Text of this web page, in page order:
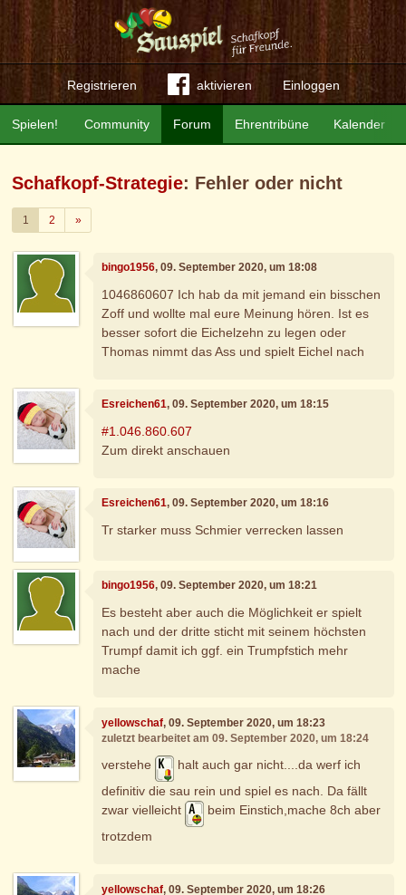
Registrieren aktivieren Einloggen
Community Forum Ehrentribüne Kalender
Spielen!
Schafkopf-Strategie: Fehler oder nicht
1 2 »Weiter
bingo1956, 09. September 2020, um 18:08
1046860607 Ich hab da mit jemand ein bisschen
Zoff und wollte mal eure Meinung hören. Ist es
besser sofort die Eichelzehn zu legen oder
Thomas nimmt das Ass und spielt Eichel nach
Esreichen61, 09. September 2020, um 18:15
#1.046.860.607
Zum direkt anschauen
Esreichen61, 09. September 2020, um 18:16
Tr starker muss Schmier verrecken lassen
bingo1956, 09. September 2020, um 18:21
Es besteht aber auch die Möglichkeit er spielt
nach und der dritte sticht mit seinem höchsten
Trumpf damit ich ggf. ein Trumpfstich mehr
mache
yellowschaf, 09. September 2020, um 18:23
zuletzt bearbeitet am 09. September 2020, um 18:24
verstehe
halt auch gar nicht....da werf ich
definitiv die sau rein und spiel es nach. Da fällt
zwar vielleicht
beim Einstich,mache 8ch aber
trotzdem
yellowschaf, 09. September 2020, um 18:26